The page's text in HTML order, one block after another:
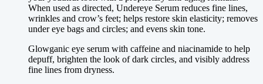
Using Lavender Oil for Skin
Face Oil: Mix a few drops of lavender oil with a carrier oil
and apply it to your face before bed.
Acne Treatment: Dab a small amount of lavender oil directly
onto acne spots.
Body Lotion: Add a few drops of lavender oil to your body
lotion for a soothing effect.
When used as directed, Undereye Serum reduces fine lines,
wrinkles and crow’s feet; helps restore skin elasticity; removes
under eye bags and circles; and evens skin tone.
Glowganic eye serum with caffeine and niacinamide to help
depuff, brighten the look of dark circles, and visibly address
fine lines from dryness.